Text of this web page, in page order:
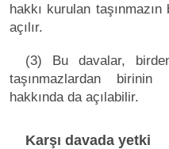
hakkı kurulan
açılır.
(3) Bu davalar,
taşınmazlardan
hakkında da açılabilir.
Karşı davada yetki